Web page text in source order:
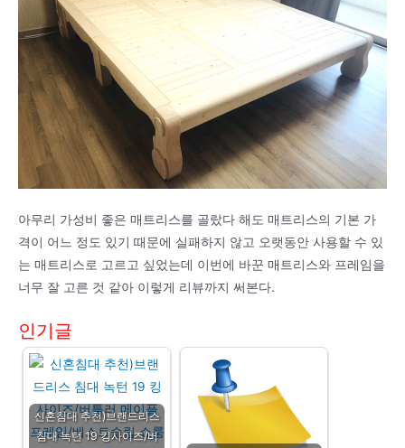
아무리 가성비 좋은 매트리스를 골랐다 해도 매트리스의 기본 가
격이 어느 정도 있기 때문에 실패하지 않고 오랫동안 사용할 수 있
는 매트리스로 고르고 싶었는데 이번에 바꾼 매트리스와 프레임을
너무 잘 고른 것 같아 이렇게 리뷰까지 써본다.
인기글
신혼침대 추천)브랜드리스
침대 녹턴 19 킹사이즈/버